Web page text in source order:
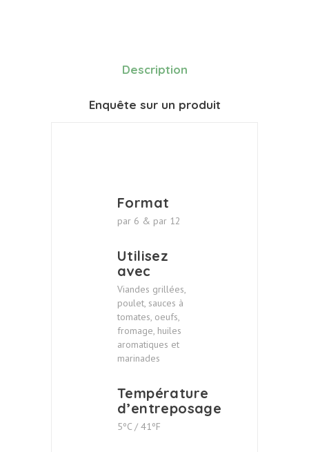
Description
Enquête sur un produit
Format
par 6 & par 12
Utilisez
avec
Viandes grillées,
poulet, sauces à
tomates, oeufs,
fromage, huiles
aromatiques et
marinades
Température
d’entreposage
5ºC / 41ºF